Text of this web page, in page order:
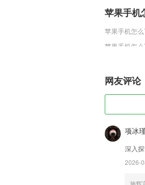
苹果手机
苹果手机怎
苹果手机怎
收集不同的
苹果手机
2,支持微商
3,创建计划
的。
4,摆pose换
网友评论
项冰
深入
2026-
施辉